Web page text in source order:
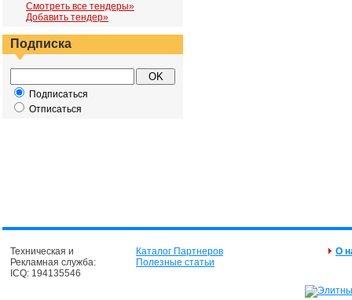
Смотреть все тендеры»
Добавить тендер»
Подписка
Подписаться
Отписаться
Техническая и
Рекламная служба:
ICQ: 194135546
Каталог Партнеров
Полезные статьи
О